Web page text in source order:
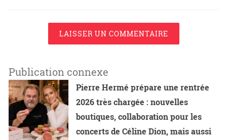
LAISSER UN COMMENTAIRE
Publication connexe
Pierre Hermé prépare une rentrée
2026 très chargée : nouvelles
boutiques, collaboration pour les
concerts de Céline Dion, mais aussi